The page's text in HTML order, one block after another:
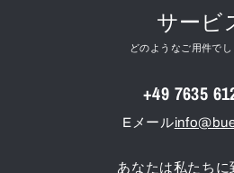
サービ
どのようなご用件でし
+49 7635
Eメール
あなたは私たちに